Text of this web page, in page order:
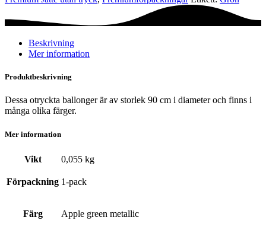
Beskrivning
Mer information
Produktbeskrivning
Dessa otryckta ballonger är av storlek 90 cm i diameter och finns i
många olika färger.
Mer information
Vikt 0,055 kg
Förpackning 1-pack
Färg Apple green metallic